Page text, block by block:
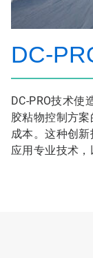
DC-
DC-PRO技术使
胶粘物控制方
成本。这种创
应用专业技术，